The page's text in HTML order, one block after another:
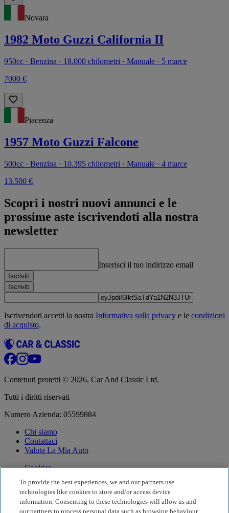
Novara
1982 Moto Guzzi California II
950cc · Benzina · 18.000 chilometri · Manuale · 5 marce
7000 €
Piacenza
1957 Moto Guzzi Falcone
500cc · Benzina · 10.395 chilometri · Manuale · 4 marce
13.500 €
Scopri i nostri nuovi annunci e le
prossime aste iscrivendoti alla nostra
newsletter
Inserisci il tuo indirizzo email
Iscriviti
Iscriviti
Iscrivendoti accetti la nostra Informativa sulla privacy e le condizioni
di acquisto.
Contenuti protetti © 2026, Car And Classic Ltd.
Tutti i diritti riservati
Numero Azienda: 05599884
Chi siamo
Contattaci
Valuta La Mia Auto
Cookies
Annullamento dell'iscrizione
Registrazione nuovo concessionario
To provide the best experiences, we and our partners use
technologies like cookies to store and/or access device
information. Consenting to these technologies will allow us and
our partners to process personal data such as browsing behaviour